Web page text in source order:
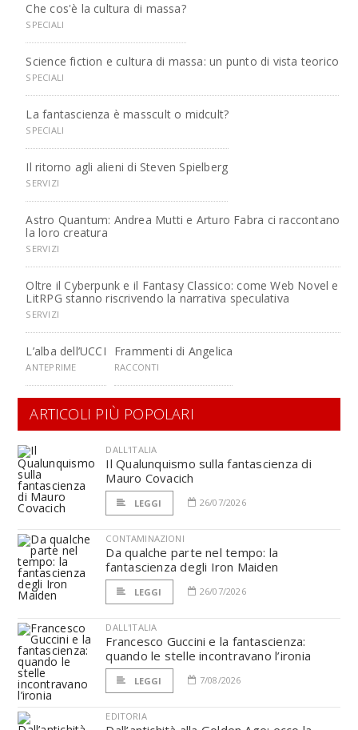
Che cos'è la cultura di massa?
SPECIALI
Science fiction e cultura di massa: un punto di vista teorico
SPECIALI
La fantascienza è masscult o midcult?
SPECIALI
Il ritorno agli alieni di Steven Spielberg
SERVIZI
Astro Quantum: Andrea Mutti e Arturo Fabra ci raccontano
la loro creatura
SERVIZI
Oltre il Cyberpunk e il Fantasy Classico: come Web Novel e
LitRPG stanno riscrivendo la narrativa speculativa
SERVIZI
L’alba dell’UCCI
ANTEPRIME
Frammenti di Angelica
RACCONTI
ARTICOLI PIÙ POPOLARI
DALL'ITALIA
Il Qualunquismo sulla fantascienza di
Mauro Covacich
LEGGI 26/07/2026
CONTAMINAZIONI
Da qualche parte nel tempo: la
fantascienza degli Iron Maiden
LEGGI 26/07/2026
DALL'ITALIA
Francesco Guccini e la fantascienza:
quando le stelle incontravano l’ironia
LEGGI 7/08/2026
EDITORIA